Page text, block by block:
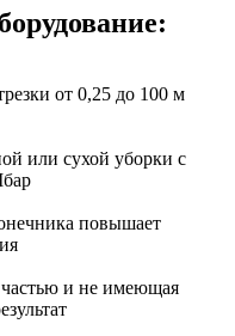
от 0,25 до 100 м
или сухой уборки с
повышает
частью и не имеющая